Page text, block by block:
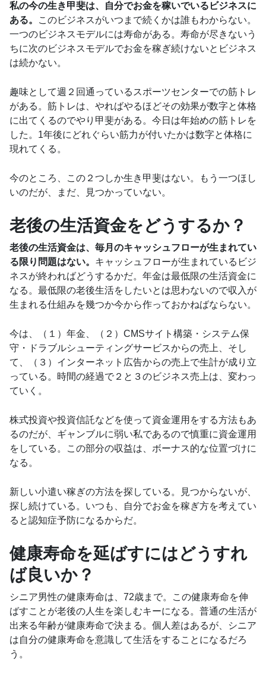
私の今の生き甲斐は、自分でお金を稼いでいるビジネスに
ある。
このビジネスがいつまで続くかは誰もわからない。
一つのビジネスモデルには寿命がある。寿命が尽きないう
ちに次のビジネスモデルでお金を稼ぎ続けないとビジネス
は続かない。
趣味として週２回通っているスポーツセンターでの筋トレ
がある。筋トレは、やればやるほどその効果が数字と体格
に出てくるのでやり甲斐がある。今日は年始めの筋トレを
した。1年後にどれぐらい筋力が付いたかは数字と体格に
現れてくる。
今のところ、この２つしか生き甲斐はない。もう一つほし
いのだが、まだ、見つかっていない。
老後の生活資金をどうするか？
老後の生活資金は、毎月のキャッシュフローが生まれてい
る限り問題はない。 キャッシュフローが生まれているビジ
ネスが終わればどうするかだ。年金は最低限の生活資金に
なる。最低限の老後生活をしたいとは思わないので収入が
生まれる仕組みを幾つか今から作っておかねばならない。
今は、（１）年金、（２）CMSサイト構築・システム保
守・ドラブルシューティングサービスからの売上、そし
て、（３）インターネット広告からの売上で生計が成り立
っている。時間の経過で２と３のビジネス売上は、変わっ
ていく。
株式投資や投資信託などを使って資金運用をする方法もあ
るのだが、ギャンブルに弱い私であるので慎重に資金運用
をしている。この部分の収益は、ボーナス的な位置づけに
なる。
新しい小遣い稼ぎの方法を探している。見つからないが、
探し続けている。いつも、自分でお金を稼ぎ方を考えてい
ると認知症予防になるからだ。
健康寿命を延ばすにはどうすれ
ば良いか？
シニア男性の健康寿命は、72歳まで。この健康寿命を伸
ばすことが老後の人生を楽しむキーになる。普通の生活が
出来る年齢が健康寿命で決まる。個人差はあるが、シニア
は自分の健康寿命を意識して生活をすることになるだろ
う。